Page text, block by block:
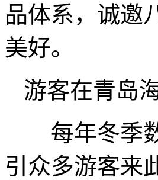
品体系，诚邀
美好。
游客在青岛
每年冬季数
引众多游客来